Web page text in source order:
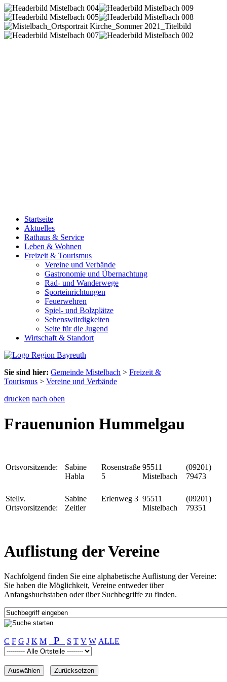
Startseite
Aktuelles
Rathaus & Service
Leben & Wohnen
Freizeit & Tourismus
Vereine und Verbände
Gastronomie und Übernachtung
Rad- und Wanderwege
Sporteinrichtungen
Feuerwehren
Spiel- und Bolzplätze
Sehenswürdigkeiten
Seite für die Jugend
Wirtschaft & Standort
Sie sind hier: Gemeinde Mistelbach > Freizeit &
Tourismus > Vereine und Verbände
drucken nach oben
Frauenunion Hummelgau
Ortsvorsitzende:
Sabine
Habla
Rosenstraße
5
95511
Mistelbach
(09201)
79473
Stellv.
Ortsvorsitzende:
Sabine
Zeitler
Erlenweg 3 95511
Mistelbach
(09201)
79351
Auflistung der Vereine
Nachfolgend finden Sie eine alphabetische Auflistung der Vereine:
Sie haben die Möglichkeit, Vereine entweder über
Anfangsbuchstaben oder über Suchbegriffe zu finden.
C F G J K M P S T V W ALLE